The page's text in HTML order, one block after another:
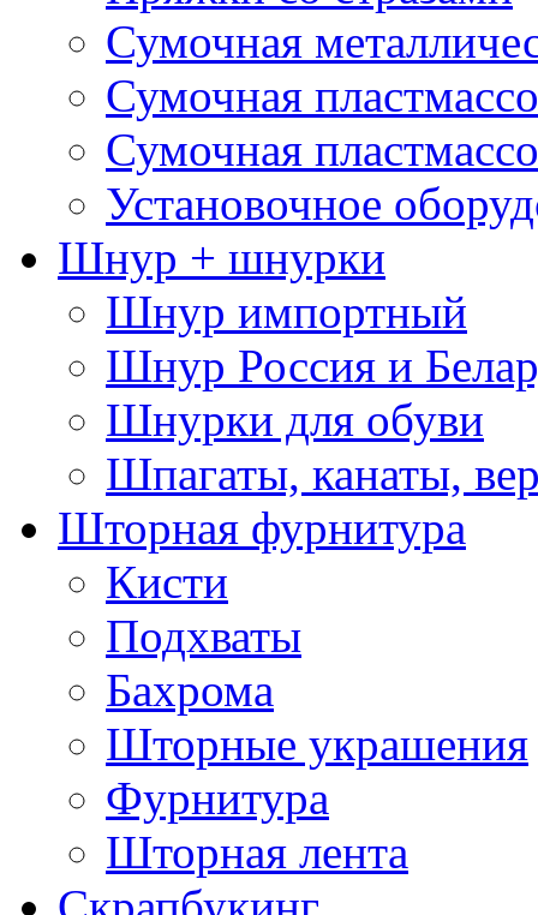
Сумочная
Сумочная
Сумочная
Установочное
Шнур + шнурки
Шнур импортный
Шнур Россия и
Шнурки для обуви
Шпагаты, канаты,
Шторная фурнитура
Кисти
Подхваты
Бахрома
Шторные украшения
Фурнитура
Шторная лента